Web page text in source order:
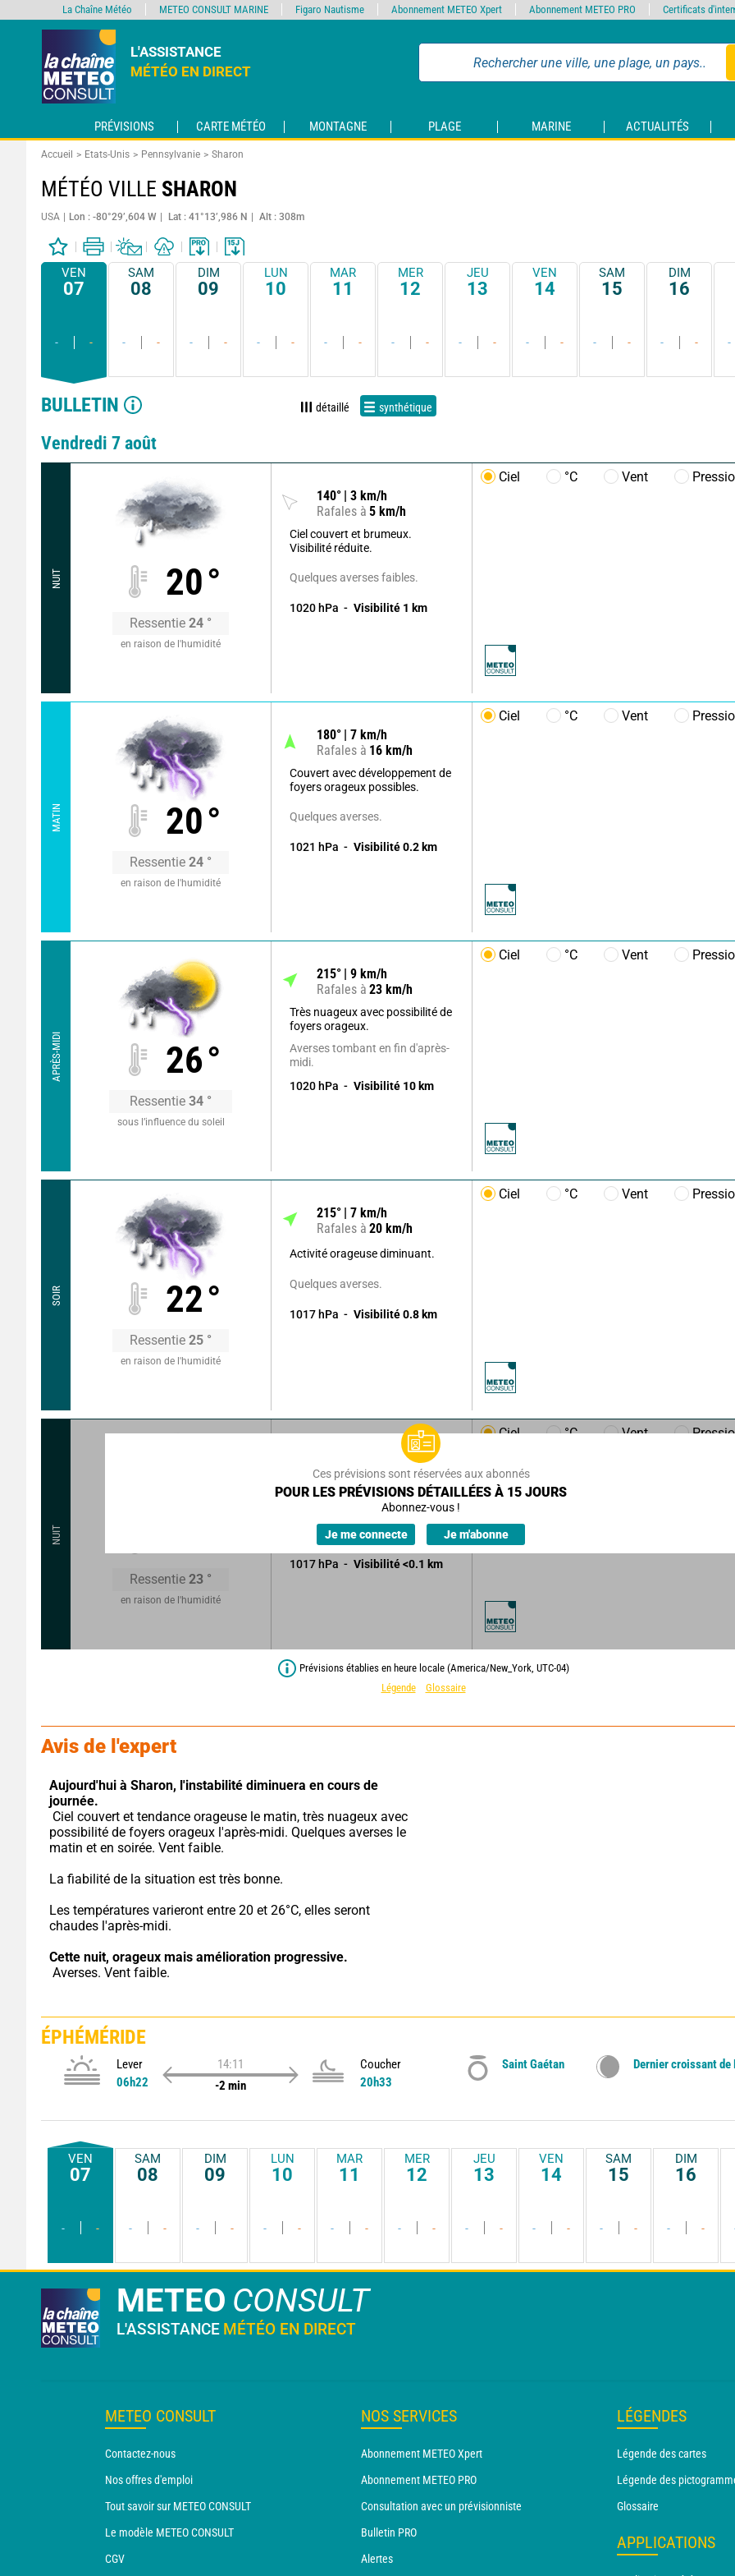
L'ASSISTANCE
MÉTÉO EN DIRECT
PRÉVISIONS CARTE MÉTÉO MONTAGNE PLAGE MARINE ACTUALITÉS
Accueil Etats-Unis Pennsylvanie Sharon
MÉTÉO VILLE SHARON
USA Lon : -80°29’,604 W Lat : 41°13’,986 N Alt : 308m
VEN
07
- -
SAM
08
- -
DIM
09
- -
LUN
10
- -
MAR
11
- -
MER
12
- -
JEU
13
- -
VEN
14
- -
SAM
15
- -
DIM
16
- - -
BULLETIN détaillé synthétique
Vendredi 7 août
NUIT 20°
Ressentie 24 °
en raison de l'humidité
140° 3 km/h
Rafales à 5 km/h
Ciel couvert et brumeux.
Visibilité réduite.
Quelques averses faibles.
1020 hPa Visibilité 1 km
Ciel °C Vent
MATIN 20°
Ressentie 24 °
en raison de l'humidité
180° 7 km/h
Rafales à 16 km/h
Couvert avec développement de
foyers orageux possibles.
Quelques averses.
1021 hPa Visibilité 0.2 km
Ciel °C Vent
APRÈS-MIDI 26°
Ressentie 34 °
sous l’influence du soleil
215° 9 km/h
Rafales à 23 km/h
Très nuageux avec possibilité de
foyers orageux.
Averses tombant en fin d'après-
midi.
1020 hPa Visibilité 10 km
Ciel °C Vent
SOIR 22°
Ressentie 25 °
en raison de l'humidité
215° 7 km/h
Rafales à 20 km/h
Activité orageuse diminuant.
Quelques averses.
1017 hPa Visibilité 0.8 km
Ciel °C Vent
NUIT
Ressentie 23 °
en raison de l'humidité
Rafales à26 km/h
Ciel couvert et brumeux.
Quelques averses.
1017 hPa Visibilité <0.1 km
Ciel °C Vent
Ces prévisions sont réservées aux abonnés
POUR LES PRÉVISIONS DÉTAILLÉES À 15 JOURS
Abonnez-vous !
Je me connecte Je m'abonne
Prévisions établies en heure locale (America/New_York, UTC-04)
Légende
Glossaire
Avis de l'expert
Aujourd'hui à Sharon, l'instabilité diminuera en cours de
journée.
possibilité de foyers orageux l'après-midi. Quelques averses le
matin et en soirée. Vent faible.
La fiabilité de la situation est très bonne.
Les températures varieront entre 20 et 26°C, elles seront
chaudes l'après-midi.
Cette nuit, orageux mais amélioration progressive.
Averses. Vent faible.
ÉPHÉMÉRIDE
Lever
06h22
14:11
-2 min
Coucher
20h33
Saint Gaétan Dernier croissant de
VEN
07
- -
SAM
08
- -
DIM
09
- -
LUN
10
- -
MAR
11
- -
MER
12
- -
JEU
13
- -
VEN
14
- -
SAM
15
- -
DIM
16
- -
METEO CONSULT
L'ASSISTANCE MÉTÉO EN DIRECT
METEO CONSULT
Contactez-nous
Nos offres d'emploi
Tout savoir sur METEO CONSULT
Le modèle METEO CONSULT
CGV
NOS SERVICES
Abonnement METEO Xpert
Abonnement METEO PRO
Consultation avec un prévisionniste
Bulletin PRO
Alertes
LÉGENDES
Légende des cartes
Légende des
Glossaire
APPLICATIONS
La Chaîne Météo METEO CONSULT MARINE Figaro Nautisme Abonnement METEO Xpert Abonnement METEO PRO Certificats